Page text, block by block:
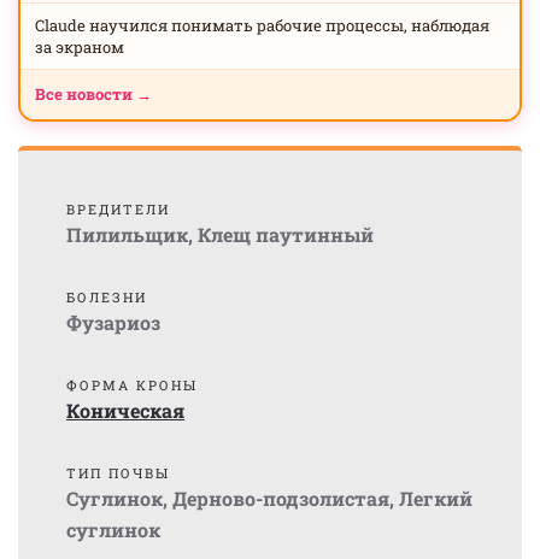
Claude научился понимать рабочие процессы, наблюдая
за экраном
Все новости →
ВРЕДИТЕЛИ
Пилильщик, Клещ паутинный
БОЛЕЗНИ
Фузариоз
ФОРМА КРОНЫ
Коническая
ТИП ПОЧВЫ
Суглинок, Дерново-подзолистая, Легкий
суглинок